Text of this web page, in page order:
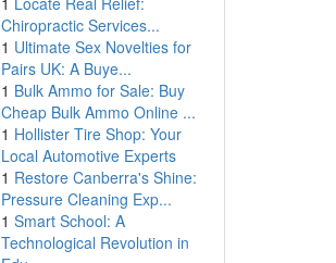
Chiropractic Services...
1 Ultimate Sex Novelties for
Pairs UK: A Buye...
1 Bulk Ammo for Sale: Buy
Cheap Bulk Ammo Online ...
1 Hollister Tire Shop: Your
Local Automotive Experts
1 Restore Canberra's Shine:
Pressure Cleaning Exp...
1 Smart School: A
Technological Revolution in